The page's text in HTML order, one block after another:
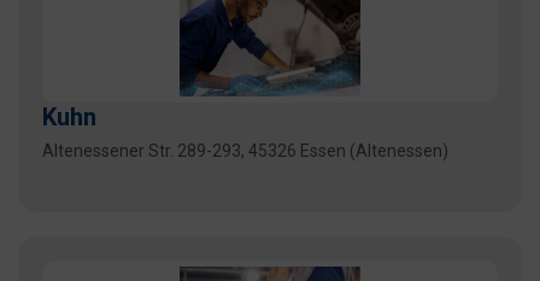
Kuhn
Altenessener Str. 289-293, 45326 Essen (Altenessen)